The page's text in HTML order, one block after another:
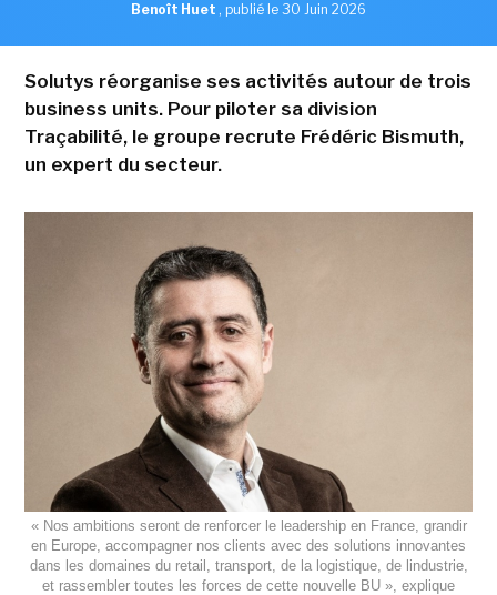
Benoît Huet , publié le 30 Juin 2026
Solutys réorganise ses activités autour de trois
business units. Pour piloter sa division
Traçabilité, le groupe recrute Frédéric Bismuth,
un expert du secteur.
« Nos ambitions seront de renforcer le leadership en France, grandir
en Europe, accompagner nos clients avec des solutions innovantes
dans les domaines du retail, transport, de la logistique, de lindustrie,
et rassembler toutes les forces de cette nouvelle BU », explique